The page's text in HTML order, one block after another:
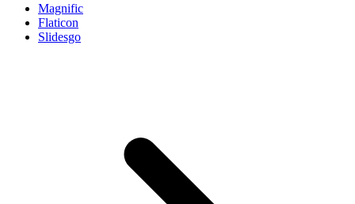
Magnific
Flaticon
Slidesgo